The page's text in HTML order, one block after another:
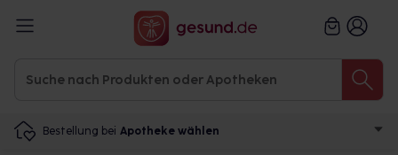
Bestellung bei Apotheke wählen